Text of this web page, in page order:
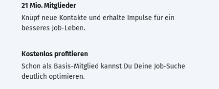
21 Mio. Mitglieder
Knüpf neue Kontakte und erhalte Impulse für ein
besseres Job-Leben.
Kostenlos profitieren
Schon als Basis-Mitglied kannst Du Deine Job-Suche
deutlich optimieren.